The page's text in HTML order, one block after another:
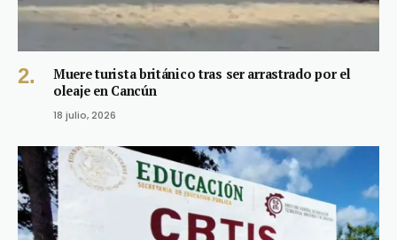
Muere turista británico tras ser arrastrado por el
oleaje en Cancún
18 julio, 2026